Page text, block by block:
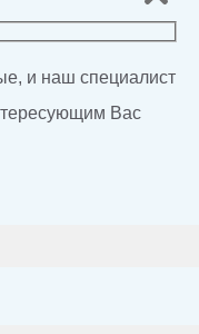
и наш специалист
Вас